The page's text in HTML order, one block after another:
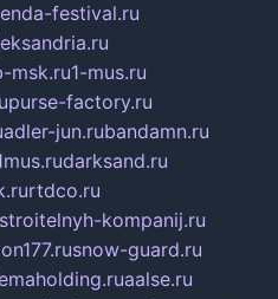
festival.ru
msk.ru1-mus.ru
purse-factory.ru
adler-jun.rubandamn.ru
darksand.ru
rtdco.ru
kompanij.ru
snow-guard.ru
aalse.ru